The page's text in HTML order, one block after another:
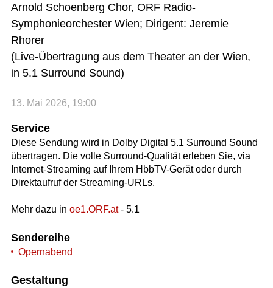
Arnold Schoenberg Chor, ORF Radio-
Symphonieorchester Wien; Dirigent: Jeremie
Rhorer
(Live-Übertragung aus dem Theater an der Wien,
in 5.1 Surround Sound)
13. Mai 2026, 19:00
Service
Diese Sendung wird in Dolby Digital 5.1 Surround Sound
übertragen. Die volle Surround-Qualität erleben Sie, via
Internet-Streaming auf Ihrem HbbTV-Gerät oder durch
Direktaufruf der Streaming-URLs.
Mehr dazu in oe1.ORF.at- 5.1
Sendereihe
Opernabend
Gestaltung